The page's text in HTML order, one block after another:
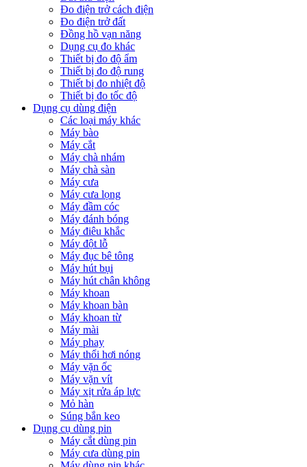
Đo điện trở cách điện
Đo điện trở đất
Đồng hồ vạn năng
Dụng cụ đo khác
Thiết bị đo độ ẩm
Thiết bị đo độ rung
Thiết bị đo nhiệt độ
Thiết bị đo tốc độ
Dụng cụ dùng điện
Các loại máy khác
Máy bào
Máy cắt
Máy chà nhám
Máy chà sàn
Máy cưa
Máy cưa lọng
Máy đầm cóc
Máy đánh bóng
Máy điêu khắc
Máy đột lỗ
Máy đục bê tông
Máy hút bụi
Máy hút chân không
Máy khoan
Máy khoan bàn
Máy khoan từ
Máy mài
Máy phay
Máy thổi hơi nóng
Máy vặn ốc
Máy vặn vít
Máy xịt rửa áp lực
Mỏ hàn
Súng bắn keo
Dụng cụ dùng pin
Máy cắt dùng pin
Máy cưa dùng pin